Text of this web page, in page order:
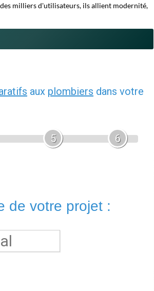
milliers d'utilisateurs, ils allient modernité,
aux plombiers dans votre
5 6
de votre projet :